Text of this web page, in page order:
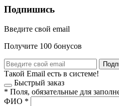
Подпишись
Введите свой email
Получите 100 бонусов
Такой Email есть в системе!
Быстрый заказ
* Поля, обязательные для
ФИО *